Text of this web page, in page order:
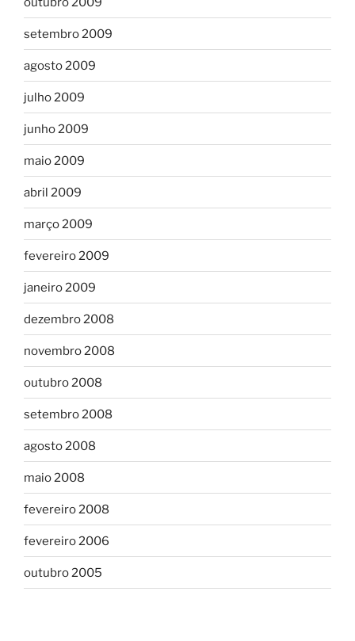
setembro 2009
agosto 2009
julho 2009
junho 2009
maio 2009
abril 2009
março 2009
fevereiro 2009
janeiro 2009
dezembro 2008
novembro 2008
outubro 2008
setembro 2008
agosto 2008
maio 2008
fevereiro 2008
fevereiro 2006
outubro 2005